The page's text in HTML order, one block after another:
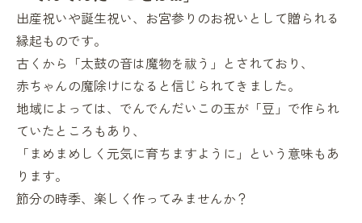
出産祝いや誕生祝い、お宮参りのお祝いとして贈られる
縁起ものです。
古くから「太鼓の音は魔物を祓う」とされており、
赤ちゃんの魔除けになると信じられてきました。
地域によっては、でんでんだいこの玉が「豆」で作られ
ていたところもあり、
「まめまめしく元気に育ちますように」という意味もあ
ります。
節分の時季、楽しく作ってみませんか？